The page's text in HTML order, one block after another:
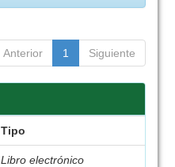
Anterior 1 Siguiente
Tipo
Libro electrónico